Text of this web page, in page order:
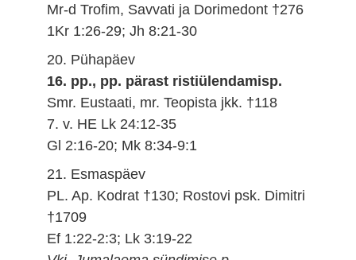
Mr-d Trofim, Savvati ja Dorimedont †276
1Kr 1:26-29; Jh 8:21-30
20. Pühapäev
16. pp., pp. pärast ristiülendamisp.
Smr. Eustaati, mr. Teopista jkk. †118
7. v. HE Lk 24:12-35
Gl 2:16-20; Mk 8:34-9:1
21. Esmaspäev
PL. Ap. Kodrat †130; Rostovi psk. Dimitri
†1709
Ef 1:22-2:3; Lk 3:19-22